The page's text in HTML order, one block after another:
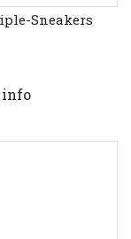
Sneakers